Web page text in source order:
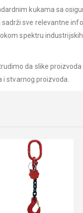
kukama sa
sve relevantne
spektru
da slike
stvarnog proizvoda.